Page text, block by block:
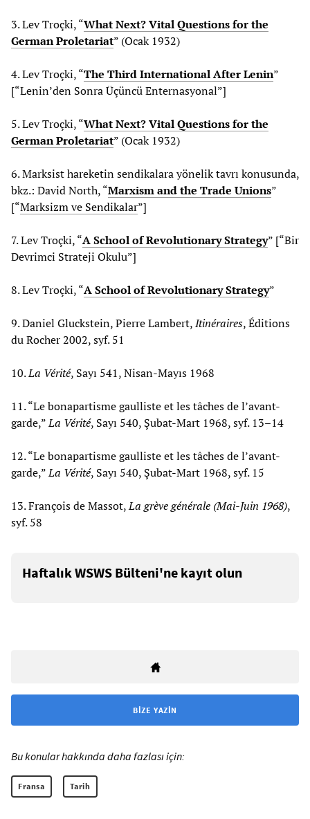
3. Lev Troçki, “What Next? Vital Questions for the
German Proletariat” (Ocak 1932)
4. Lev Troçki, “The Third International After Lenin”
[“Lenin’den Sonra Üçüncü Enternasyonal”]
5. Lev Troçki, “What Next? Vital Questions for the
German Proletariat” (Ocak 1932)
6. Marksist hareketin sendikalara yönelik tavrı konusunda,
bkz.: David North, “Marxism and the Trade Unions”
[“Marksizm ve Sendikalar”]
7. Lev Troçki, “A School of Revolutionary Strategy” [“Bir
Devrimci Strateji Okulu”]
8. Lev Troçki, “A School of Revolutionary Strategy”
9. Daniel Gluckstein, Pierre Lambert,Itinéraires, Éditions
du Rocher 2002, syf. 51
10.La Vérité, Sayı 541, Nisan-Mayıs 1968
11. “Le bonapartisme gaulliste et les tâches de l’avant-
garde,”La Vérité, Sayı 540, Şubat-Mart 1968, syf. 13–14
12. “Le bonapartisme gaulliste et les tâches de l’avant-
garde,”La Vérité, Sayı 540, Şubat-Mart 1968, syf. 15
13. François de Massot,La grève générale (Mai-Juin 1968),
syf. 58
Haftalık WSWS Bülteni'ne kayıt olun
BIZE YAZIN
Bu konular hakkında daha fazlası için:
Fransa Tarih